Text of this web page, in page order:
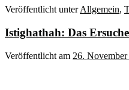
Veröffentlicht unter Allgemein,
Istighathah: Das
Veröffentlicht am 26.